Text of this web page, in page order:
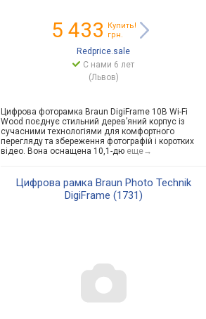
5 433
Купить!
грн.
Redprice.sale
С нами 6 лет
(Львов)
Цифрова фоторамка Braun DigiFrame 10B Wi-Fi
Wood поєднує стильний дерев’яний корпус із
сучасними технологіями для комфортного
перегляду та збереження фотографій і коротких
відео. Вона оснащена 10,1-дю еще→
Цифрова рамка Braun Photo Technik
DigiFrame (1731)